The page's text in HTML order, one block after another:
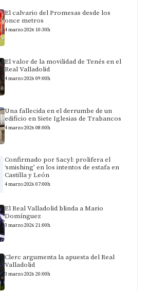
El calvario del Promesas desde los
once metros
4 marzo 2026 10:30h
El valor de la movilidad de Tenés en el
Real Valladolid
4 marzo 2026 09:00h
Una fallecida en el derrumbe de un
edificio en Siete Iglesias de Trabancos
4 marzo 2026 08:00h
Confirmado por Sacyl: prolifera el
‘smishing’ en los intentos de estafa en
Castilla y León
4 marzo 2026 07:00h
El Real Valladolid blinda a Mario
Domínguez
3 marzo 2026 21:00h
Clerc argumenta la apuesta del Real
Valladolid
3 marzo 2026 20:00h